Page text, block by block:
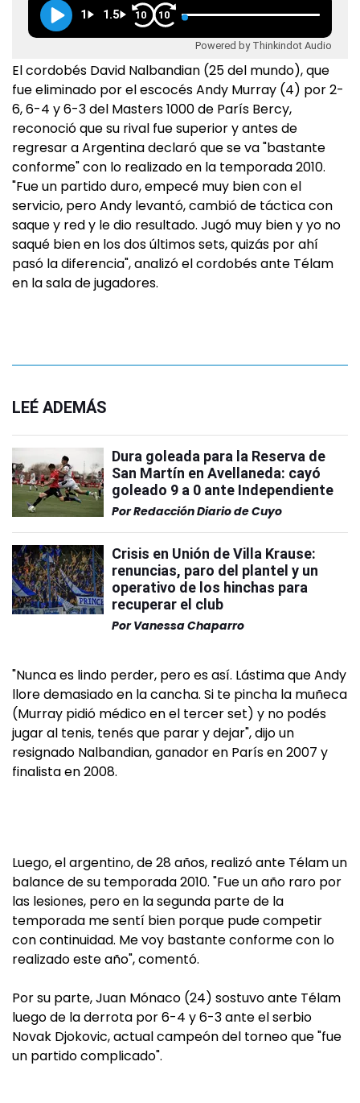
1 1.5 10 10
Powered by Thinkindot Audio
El cordobés David Nalbandian (25 del mundo), que
fue eliminado por el escocés Andy Murray (4) por 2-
6, 6-4 y 6-3 del Masters 1000 de París Bercy,
reconoció que su rival fue superior y antes de
regresar a Argentina declaró que se va "bastante
conforme" con lo realizado en la temporada 2010.
"Fue un partido duro, empecé muy bien con el
servicio, pero Andy levantó, cambió de táctica con
saque y red y le dio resultado. Jugó muy bien y yo no
saqué bien en los dos últimos sets, quizás por ahí
pasó la diferencia", analizó el cordobés ante Télam
en la sala de jugadores.
LEÉ ADEMÁS
Dura goleada para la Reserva de
San Martín en Avellaneda: cayó
goleado 9 a 0 ante Independiente
PorRedacción Diario de Cuyo
Crisis en Unión de Villa Krause:
renuncias, paro del plantel y un
operativo de los hinchas para
recuperar el club
Por Vanessa Chaparro
"Nunca es lindo perder, pero es así. Lástima que Andy
llore demasiado en la cancha. Si te pincha la muñeca
(Murray pidió médico en el tercer set) y no podés
jugar al tenis, tenés que parar y dejar", dijo un
resignado Nalbandian, ganador en París en 2007 y
finalista en 2008.
Luego, el argentino, de 28 años, realizó ante Télam un
balance de su temporada 2010. "Fue un año raro por
las lesiones, pero en la segunda parte de la
temporada me sentí bien porque pude competir
con continuidad. Me voy bastante conforme con lo
realizado este año", comentó.
Por su parte, Juan Mónaco (24) sostuvo ante Télam
luego de la derrota por 6-4 y 6-3 ante el serbio
Novak Djokovic, actual campeón del torneo que "fue
un partido complicado".